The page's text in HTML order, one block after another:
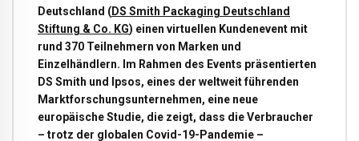
Deutschland (DS Smith Packaging Deutschland
Stiftung & Co. KG) einen virtuellen Kundenevent mit
rund 370 Teilnehmern von Marken und
Einzelhändlern. Im Rahmen des Events präsentierten
DS Smith und Ipsos, eines der weltweit führenden
Marktforschungsunternehmen, eine neue
europäische Studie, die zeigt, dass die Verbraucher
– trotz der globalen Covid-19-Pandemie –